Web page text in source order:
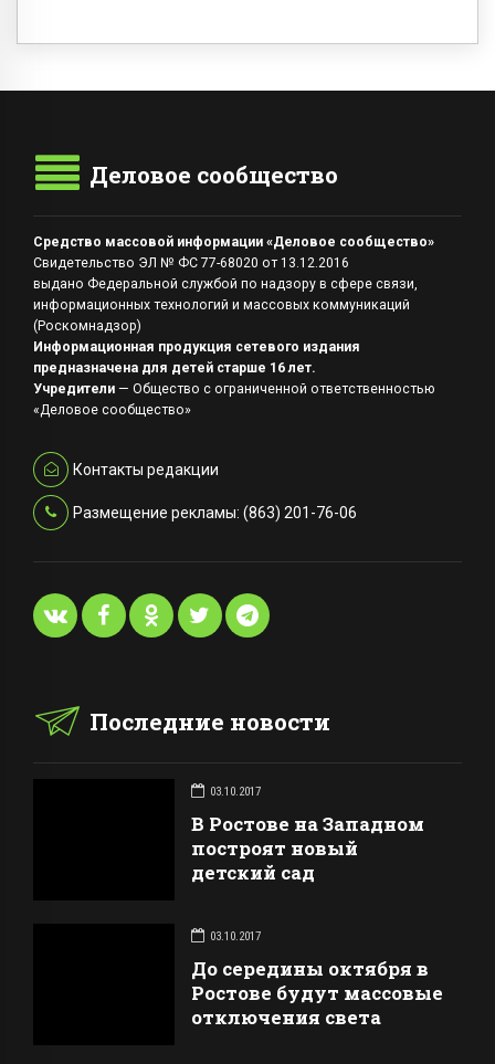
Деловое сообщество
Средство массовой информации «Деловое сообщество»
Свидетельство ЭЛ № ФС 77-68020 от 13.12.2016
выдано Федеральной службой по надзору в сфере связи,
информационных технологий и массовых коммуникаций
(Роскомнадзор)
Информационная продукция сетевого издания
предназначена для детей старше 16 лет.
Учредители — Общество с ограниченной ответственностью
«Деловое сообщество»
Контакты редакции
Размещение рекламы: (863) 201-76-06
Последние новости
03.10.2017
В Ростове на Западном
построят новый
детский сад
03.10.2017
До середины октября в
Ростове будут массовые
отключения света